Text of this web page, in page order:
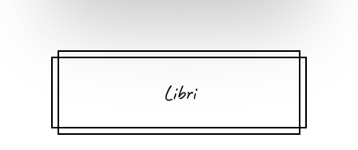
Libri